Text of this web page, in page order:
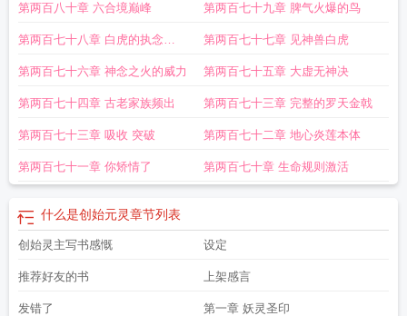
的地位创始元灵之前创始元灵全称 创始元灵体系创始元灵存在吗创始主动
创始灵茶灵创始时间创始元灵是上帝 创始主代码 创始元灵之造化神器
灵关系图片创始之主创始元灵vs上帝 创灵原始的师傅创灵始祖创始元灵
元灵全集 创始元灵会死吗
第两百八十章 六合境巅峰 第两百七十九章 脾气火爆的鸟
第两百七十八章 白虎的执念
shuHAiGe nET
第两百七十七章 见神兽白虎
第两百七十六章 神念之火的威力 第两百七十五章 大虚无神决
第两百七十四章 古老家族频出 第两百七十三章 完整的罗天金戟
第两百七十三章 吸收 突破 第两百七十二章 地心炎莲本体
第两百七十一章 你矫情了 第两百七十章 生命规则激活
什么是创始元灵章节列表
创始灵主写书感慨 设定
推荐好友的书 上架感言
发错了 第一章 妖灵圣印